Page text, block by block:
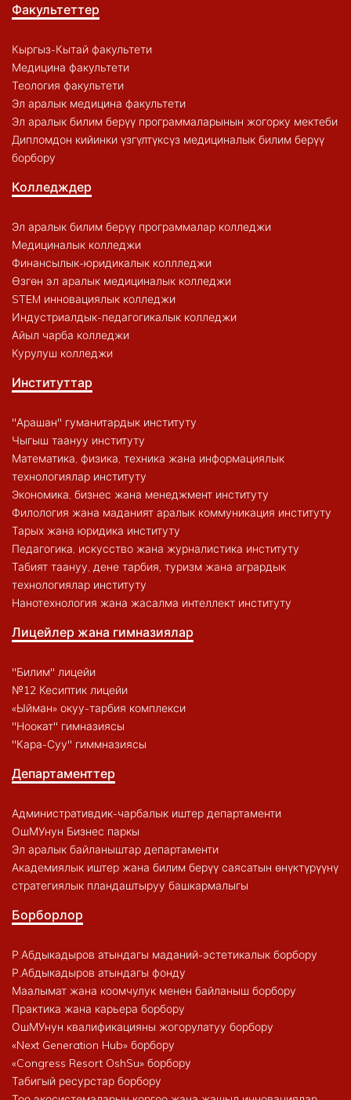
Факультеттер
Кыргыз-Кытай факультети
Медицина факультети
Теология факультети
Эл аралык медицина факультети
Эл аралык билим берүү программаларынын жогорку мектеби
Дипломдон кийинки үзгүлтүксүз медициналык билим берүү
борбору
Колледждер
Эл аралык билим берүү программалар колледжи
Медициналык колледжи
Финансылык-юридикалык коллледжи
Өзгөн эл аралык медициналык колледжи
STEM инновациялык колледжи
Индустриалдык-педагогикалык колледжи
Айыл чарба колледжи
Курулуш колледжи
Институттар
"Арашан" гуманитардык институту
Чыгыш таануу институту
Математика, физика, техника жана информациялык
технологиялар институту
Экономика, бизнес жана менеджмент институту
Филология жана маданият аралык коммуникация институту
Тарых жана юридика институту
Педагогика, искусство жана журналистика институту
Табият таануу, дене тарбия, туризм жана агрардык
технологиялар институту
Нанотехнология жана жасалма интеллект институту
Лицейлер жана гимназиялар
"Билим" лицейи
№12 Кесиптик лицейи
«Ыйман» окуу-тарбия комплекси
"Ноокат" гимназиясы
"Кара-Суу" гиммназиясы
Департаменттер
Административдик-чарбалык иштер департаменти
ОшМУнун Бизнес паркы
Эл аралык байланыштар департаменти
Академиялык иштер жана билим берүү саясатын өнүктүрүүнү
стратегиялык пландаштыруу башкармалыгы
Борборлор
Р.Абдыкадыров атындагы маданий-эстетикалык борбору
Р.Абдыкадыров атындагы фонду
Маалымат жана коомчулук менен байланыш борбору
Практика жана карьера борбору
ОшМУнун квалификацияны жогорулатуу борбору
«Next Generation Hub» борбору
«Congress Resort OshSu» борбору
Табигый ресурстар борбору